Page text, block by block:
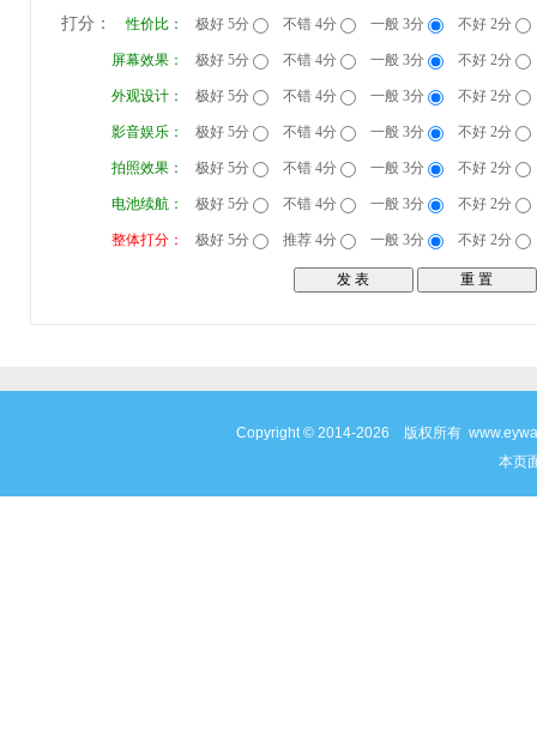
打分： 性价比： 极好 5分 不错 4分 一般 3分 不好 2分
屏幕效果： 极好 5分 不错 4分 一般 3分 不好 2分
外观设计： 极好 5分 不错 4分 一般 3分 不好 2分
影音娱乐： 极好 5分 不错 4分 一般 3分 不好 2分
拍照效果： 极好 5分 不错 4分 一般 3分 不好 2分
电池续航： 极好 5分 不错 4分 一般 3分 不好 2分
整体打分： 极好 5分 推荐 4分 一般 3分 不好 2分
Copyright © 2014-2026 版权所有
本页